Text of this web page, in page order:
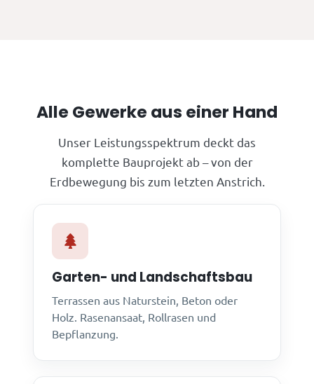
Alle Gewerke aus einer Hand
Unser Leistungsspektrum deckt das
komplette Bauprojekt ab – von der
Erdbewegung bis zum letzten Anstrich.
Garten- und Landschaftsbau
Terrassen aus Naturstein, Beton oder
Holz. Rasenansaat, Rollrasen und
Bepflanzung.